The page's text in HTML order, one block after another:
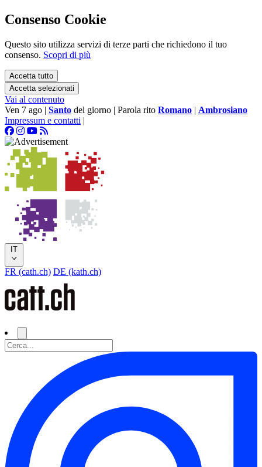
Consenso Cookie
Questo sito utilizza servizi di terze parti che richiedono il tuo
consenso. Scopri di più
Accetta tutto
Accetta selezionati
Vai al contenuto
Ven 7 ago | Santo del giorno | Parola rito Romano | Ambrosiano
Impressum e contatti |
IT
FR (cath.ch) DE (kath.ch)